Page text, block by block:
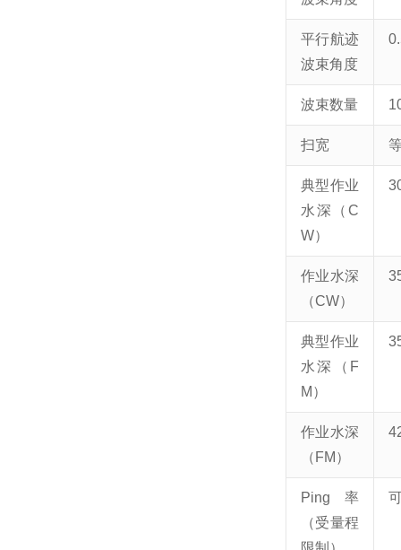
平行航迹
波束角度
波束数量
扫宽
典型作业
水深（C
W）
作业水深
（CW）
典型作业
水深（F
M）
作业水深
（FM）
Ping率
（受量程